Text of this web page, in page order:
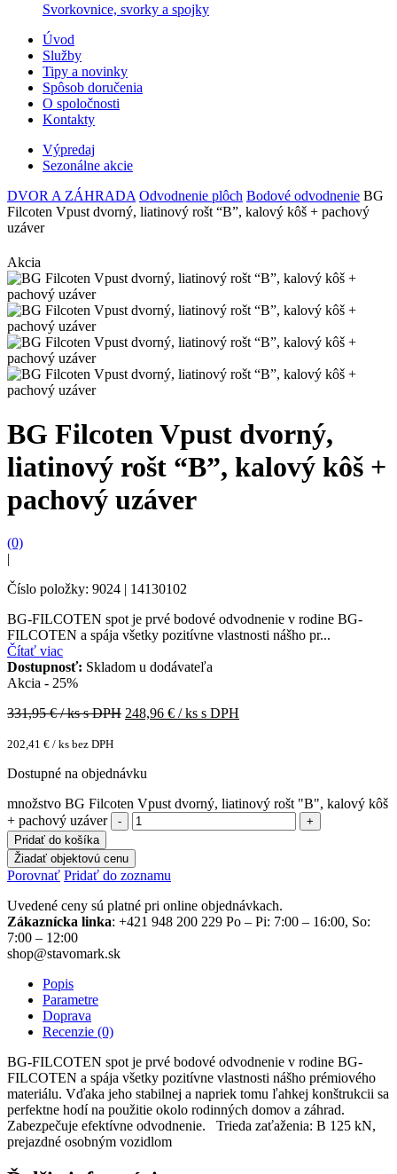
Svorkovnice, svorky a spojky
Úvod
Služby
Tipy a novinky
Spôsob doručenia
O spoločnosti
Kontakty
Výpredaj
Sezonálne akcie
DVOR A ZÁHRADA Odvodnenie plôch Bodové odvodnenie BG
Filcoten Vpust dvorný, liatinový rošt “B”, kalový kôš + pachový
uzáver
Akcia
BG Filcoten Vpust dvorný,
liatinový rošt “B”, kalový kôš +
pachový uzáver
(0)
|
Číslo položky: 9024 | 14130102
BG-FILCOTEN spot je prvé bodové odvodnenie v rodine BG-
FILCOTEN a spája všetky pozitívne vlastnosti nášho pr...
Čítať viac
Dostupnosť: Skladom u dodávateľa
Akcia - 25%
331,95€ / ks s DPH 248,96 € / ks s DPH
202,41 € / ks bez DPH
Dostupné na objednávku
množstvo BG Filcoten Vpust dvorný, liatinový rošt "B", kalový kôš
+ pachový uzáver
Pridať do košíka
Žiadať objektovú cenu
Porovnať Pridať do zoznamu
Uvedené ceny sú platné pri online objednávkach.
Zákaznícka linka: +421 948 200 229 Po – Pi: 7:00 – 16:00, So:
7:00 – 12:00
shop@stavomark.sk
Popis
Parametre
Doprava
Recenzie (0)
BG-FILCOTEN spot je prvé bodové odvodnenie v rodine BG-
FILCOTEN a spája všetky pozitívne vlastnosti nášho prémiového
materiálu. Vďaka jeho stabilnej a napriek tomu ľahkej konštrukcii sa
perfektne hodí na použitie okolo rodinných domov a záhrad.
Zabezpečuje efektívne odvodnenie. Trieda zaťaženia: B 125 kN,
prejazdné osobným vozidlom